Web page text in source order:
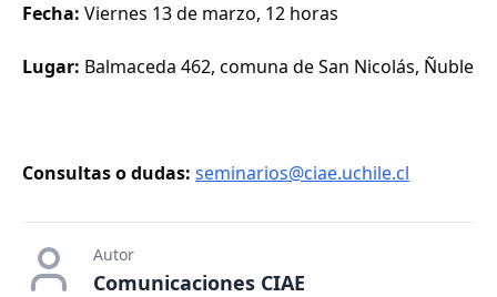
Fecha: Viernes 13 de marzo, 12 horas
Lugar: Balmaceda 462, comuna de San Nicolás, Ñuble
Consultas o dudas: seminarios@ciae.uchile.cl
Autor
Comunicaciones CIAE